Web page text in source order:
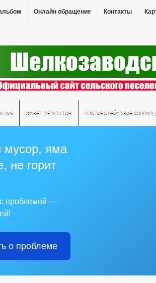
Онлайн обращение Контакты
СОВЕТ ДЕПУТАТОВ ПРОТИВОДЕЙСТВИЕ
мусор, яма
не горит
проблемой —
о проблеме